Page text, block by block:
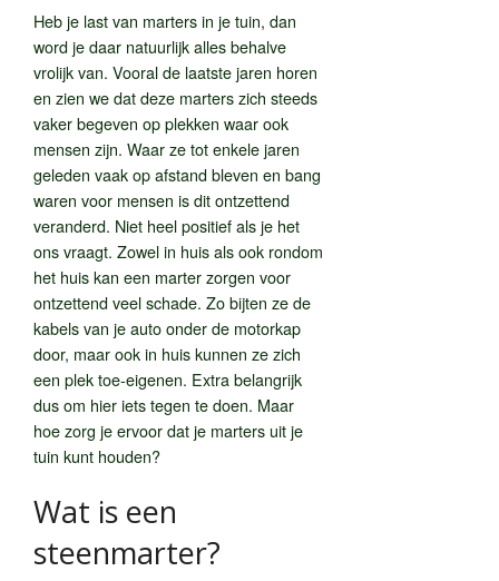
Heb je last van marters in je tuin, dan
word je daar natuurlijk alles behalve
vrolijk van. Vooral de laatste jaren horen
en zien we dat deze marters zich steeds
vaker begeven op plekken waar ook
mensen zijn. Waar ze tot enkele jaren
geleden vaak op afstand bleven en bang
waren voor mensen is dit ontzettend
veranderd. Niet heel positief als je het
ons vraagt. Zowel in huis als ook rondom
het huis kan een marter zorgen voor
ontzettend veel schade. Zo bijten ze de
kabels van je auto onder de motorkap
door, maar ook in huis kunnen ze zich
een plek toe-eigenen. Extra belangrijk
dus om hier iets tegen te doen. Maar
hoe zorg je ervoor dat je marters uit je
tuin kunt houden?
Wat is een
steenmarter?